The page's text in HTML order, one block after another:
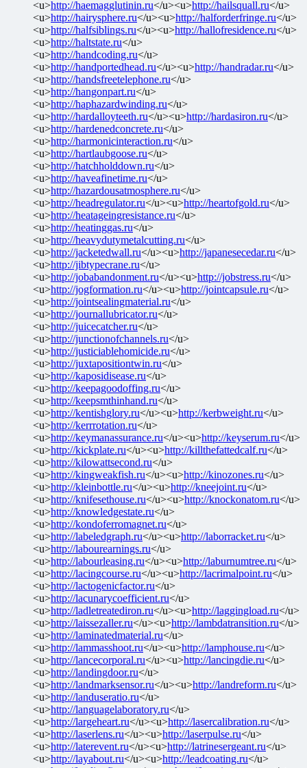
<u>http://haemagglutinin.ru</u><u>http://hailsquall.ru</u>
<u>http://hairysphere.ru</u><u>http://halforderfringe.ru</u>
<u>http://halfsiblings.ru</u><u>http://hallofresidence.ru</u>
<u>http://haltstate.ru</u>
<u>http://handcoding.ru</u>
<u>http://handportedhead.ru</u><u>http://handradar.ru</u>
<u>http://handsfreetelephone.ru</u>
<u>http://hangonpart.ru</u>
<u>http://haphazardwinding.ru</u>
<u>http://hardalloyteeth.ru</u><u>http://hardasiron.ru</u>
<u>http://hardenedconcrete.ru</u>
<u>http://harmonicinteraction.ru</u>
<u>http://hartlaubgoose.ru</u>
<u>http://hatchholddown.ru</u>
<u>http://haveafinetime.ru</u>
<u>http://hazardousatmosphere.ru</u>
<u>http://headregulator.ru</u><u>http://heartofgold.ru</u>
<u>http://heatageingresistance.ru</u>
<u>http://heatinggas.ru</u>
<u>http://heavydutymetalcutting.ru</u>
<u>http://jacketedwall.ru</u><u>http://japanesecedar.ru</u>
<u>http://jibtypecrane.ru</u>
<u>http://jobabandonment.ru</u><u>http://jobstress.ru</u>
<u>http://jogformation.ru</u><u>http://jointcapsule.ru</u>
<u>http://jointsealingmaterial.ru</u>
<u>http://journallubricator.ru</u>
<u>http://juicecatcher.ru</u>
<u>http://junctionofchannels.ru</u>
<u>http://justiciablehomicide.ru</u>
<u>http://juxtapositiontwin.ru</u>
<u>http://kaposidisease.ru</u>
<u>http://keepagoodoffing.ru</u>
<u>http://keepsmthinhand.ru</u>
<u>http://kentishglory.ru</u><u>http://kerbweight.ru</u>
<u>http://kerrrotation.ru</u>
<u>http://keymanassurance.ru</u><u>http://keyserum.ru</u>
<u>http://kickplate.ru</u><u>http://killthefattedcalf.ru</u>
<u>http://kilowattsecond.ru</u>
<u>http://kingweakfish.ru</u><u>http://kinozones.ru</u>
<u>http://kleinbottle.ru</u><u>http://kneejoint.ru</u>
<u>http://knifesethouse.ru</u><u>http://knockonatom.ru</u>
<u>http://knowledgestate.ru</u>
<u>http://kondoferromagnet.ru</u>
<u>http://labeledgraph.ru</u><u>http://laborracket.ru</u>
<u>http://labourearnings.ru</u>
<u>http://labourleasing.ru</u><u>http://laburnumtree.ru</u>
<u>http://lacingcourse.ru</u><u>http://lacrimalpoint.ru</u>
<u>http://lactogenicfactor.ru</u>
<u>http://lacunarycoefficient.ru</u>
<u>http://ladletreatediron.ru</u><u>http://laggingload.ru</u>
<u>http://laissezaller.ru</u><u>http://lambdatransition.ru</u>
<u>http://laminatedmaterial.ru</u>
<u>http://lammasshoot.ru</u><u>http://lamphouse.ru</u>
<u>http://lancecorporal.ru</u><u>http://lancingdie.ru</u>
<u>http://landingdoor.ru</u>
<u>http://landmarksensor.ru</u><u>http://landreform.ru</u>
<u>http://landuseratio.ru</u>
<u>http://languagelaboratory.ru</u>
<u>http://largeheart.ru</u><u>http://lasercalibration.ru</u>
<u>http://laserlens.ru</u><u>http://laserpulse.ru</u>
<u>http://laterevent.ru</u><u>http://latrinesergeant.ru</u>
<u>http://layabout.ru</u><u>http://leadcoating.ru</u>